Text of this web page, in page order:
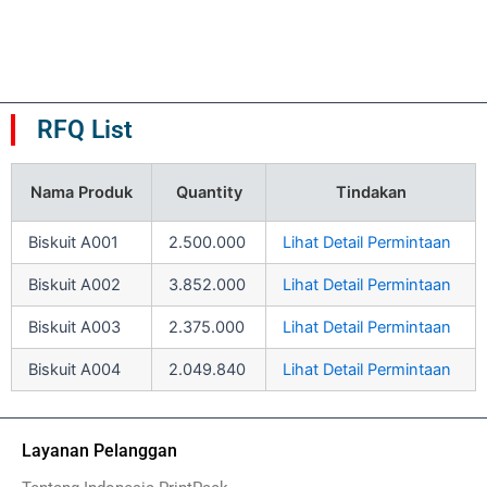
RFQ List
Nama Produk Quantity Tindakan
Biskuit A001 2.500.000 Lihat Detail Permintaan
Biskuit A002 3.852.000 Lihat Detail Permintaan
Biskuit A003 2.375.000 Lihat Detail Permintaan
Biskuit A004 2.049.840 Lihat Detail Permintaan
Layanan Pelanggan